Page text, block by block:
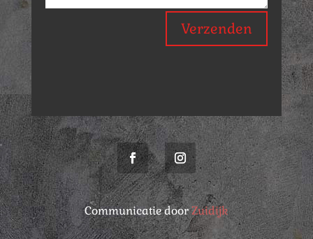
Verzenden
Communicatie doorZuidijk